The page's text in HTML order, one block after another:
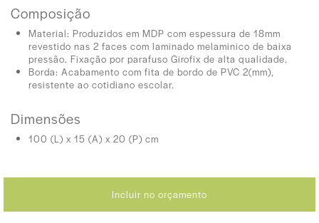
Composição
Material: Produzidos em MDP com espessura de 18mm
revestido nas 2 faces com laminado melaminico de baixa
pressão. Fixação por parafuso Girofix de alta qualidade.
Borda: Acabamento com fita de bordo de PVC 2(mm),
resistente ao cotidiano escolar.
Dimensões
100 (L) x 15 (A) x 20 (P) cm
Incluir no orçamento